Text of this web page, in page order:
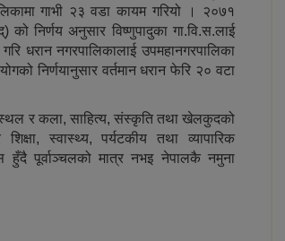
गाभी २३ वडा कायम गरियो । २०७१
निर्णय अनुसार विष्णुपादुका गा.वि.स.लाई
धरान नगरपालिकालाई उपमहानगरपालिका
निर्णयानुसार वर्तमान धरान फेरि २० वटा
स्थल र कला, साहित्य, संस्कृति तथा खेलकुदको
स्वास्थ्य, पर्यटकीय तथा व्यापारिक
हुँदै पूर्वाञ्चलको मात्र नभइ नेपालकै नमुना